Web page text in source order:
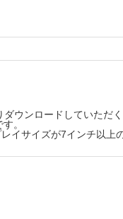
るよう指導される
れているため，好みの食べ物
決定される
かないの？
る拘束じゃないの？
はどうして？
ウンロードしていただく
。
サイズが7インチ以上